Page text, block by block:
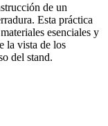
de un
Esta práctica
esenciales y
la vista de los
del stand.